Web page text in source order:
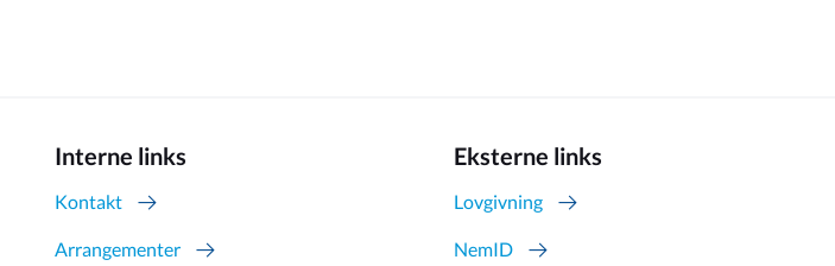
Interne links
Kontakt
Arrangementer
Eksterne links
Lovgivning
NemID